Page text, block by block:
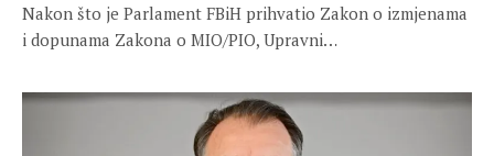
Nakon što je Parlament FBiH prihvatio Zakon o izmjenama
i dopunama Zakona o MIO/PIO, Upravni…